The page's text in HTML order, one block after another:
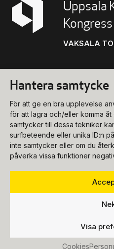
Hantera samtycke
För att ge en bra upplevelse
för att lagra och/eller komma åt
samtycker till dessa tekniker
surfbeteende eller unika ID:n
inte samtycker eller om du
påverka vissa funktioner
Visa
Cookies
Uppsala
Kongress
VAKSALA
Konsert
biljettkassa@ukk.se
018-727 90 00
Program & biljetter
Konferens
konferens@ukk.se
Bokningsförfrågan
Fest
Om oss
Press